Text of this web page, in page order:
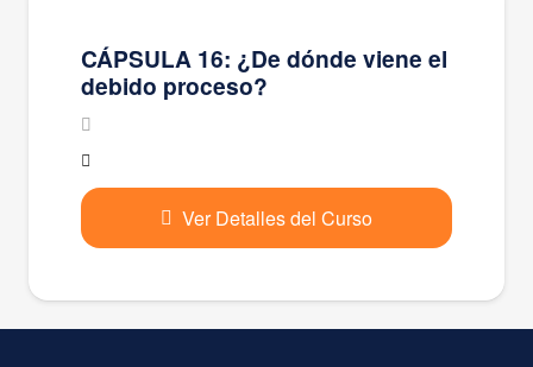
CÁPSULA 16: ¿De dónde viene el
debido proceso?
Ver Detalles del Curso